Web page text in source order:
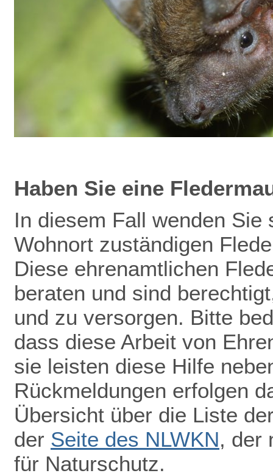
Haben Sie eine
In diesem Fall wenden
Wohnort zuständigen
Diese ehrenamtlichen
beraten und sind
und zu versorgen. Bitte
dass diese Arbeit von
sie leisten diese Hilfe
Rückmeldungen erfolgen
Übersicht über die Liste
der Seite des NLWKN, der
für Naturschutz.